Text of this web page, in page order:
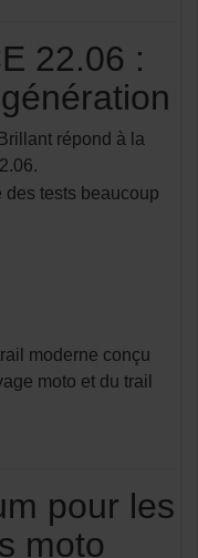
22.06 :
répond à la
tests beaucoup
moderne conçu
moto et du trail
pour les
moto